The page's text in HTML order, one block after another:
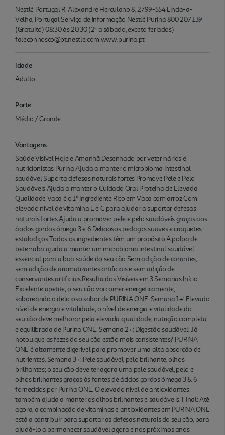
Nestlé Portugal R. Alexandre Herculano 8, 2799-554 Linda-a-
Velha, Portugal Serviço de Informação Nestlé Purina 800 207 139
(Gratuito) 08:30 às 20:30 (2ª a sábado, exceto feriados)
faleconnosco@pt.nestle.com www.purina.pt
Idade
Adulto
Porte
Médio / Grande
Vantagens
Saúde Visível Hoje e Amanhã Desenhado por veterinários e
nutricionistas Purina Ajuda a manter o microbioma intestinal
saudável Suporta defesas naturais fortes Promove Pele e Pelo
Saudáveis Ajuda a manter o Cuidado Oral Proteína de Elevada
Qualidade Vaca é o 1º ingrediente Rico em Vaca com arroz Com
elevado nível de vitamina E e C para ajudar a suportar defesas
naturais fortes Ajuda a promover pele e pelo saudáveis graças aos
ácidos gordos ómega 3 e 6 Deliciosos pedaços suaves e croquetes
estaladiços Todos os ingredientes têm um propósito A polpa de
beterraba ajuda a manter um microbioma intestinal saudável
essencial para a boa saúde do seu cão Sem adição de corantes,
sem adição de aromatizantes artificiais e sem adição de
conservantes artificiais Resulta dos Visíveis em 3 Semanas Início:
Excelente apetite; o seu cão vai comer energeticamente,
saboreando o delicioso sabor de PURINA ONE. Semana 1+: Elevado
nível de energia e vitalidade; o nível de energia e vitalidade do
seu cão deve melhorar pela elevada q ualidade, nutrição completa
e equilibrada de Purina ONE. Semana 2+: Digestão saudável; Já
notou que as fezes do seu cão estão mais consistentes? PURINA
ONE é altamente digerível para promover uma alta absorção de
nutrientes. Semana 3+: Pele saudável, pelo brilhante, olhos
brilhantes; o seu cão deve ter agora uma pele saudável, pelo e
olhos brilhantes graças às fontes de ácidos gordos ómega 3 & 6
fornecidos por Purina ONE. O elevado nível de antioxidantes
também ajuda a manter os olhos brilhantes e saudáve is. Final: Até
agora, a combinação de vitaminas e antioxidantes em PURINA ONE
está a contribuir para suportar as defesas naturais do seu cão, para
ajudá-lo a permanecer saudável agora e nos próximos anos